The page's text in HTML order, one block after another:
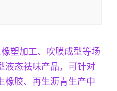
塑加工、吹膜成型等场
液态祛味产品，可针对
橡胶、再生沥青生产中